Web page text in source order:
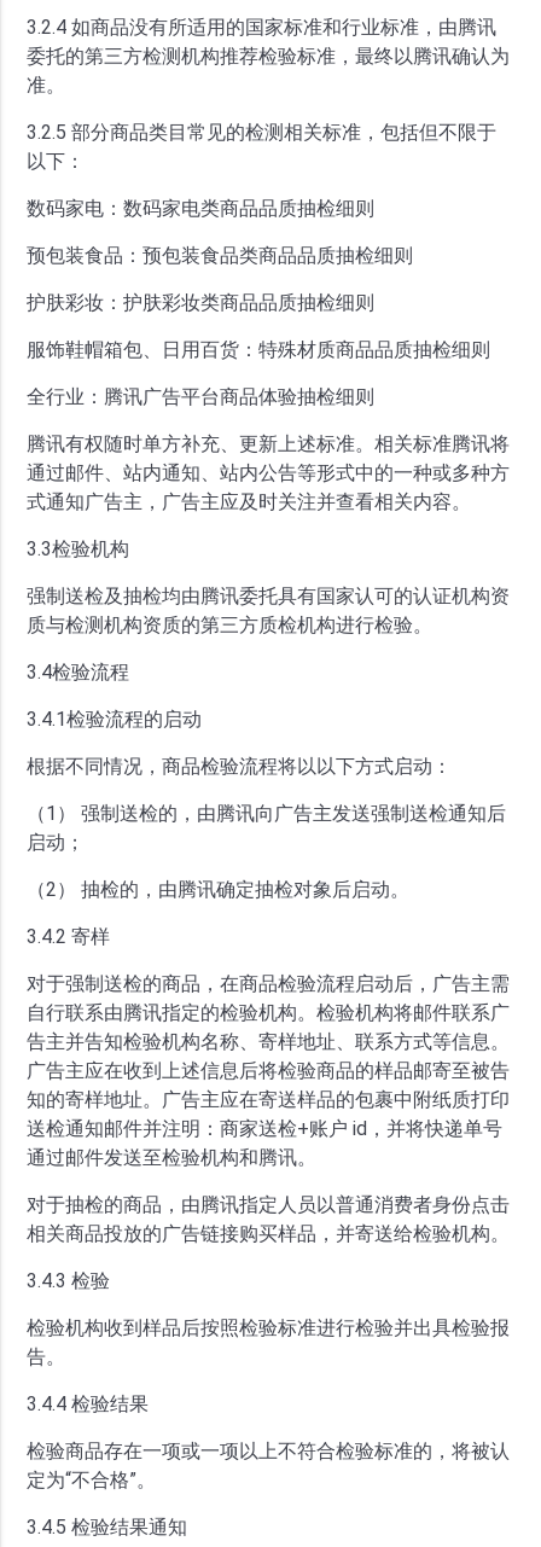
3.2.4 如商品没有所适用的国家标准和行业标准，由腾讯
委托的第三方检测机构推荐检验标准，最终以腾讯确认为
准。
3.2.5 部分商品类目常见的检测相关标准，包括但不限于
以下：
数码家电：数码家电类商品品质抽检细则
预包装食品：预包装食品类商品品质抽检细则
护肤彩妆：护肤彩妆类商品品质抽检细则
服饰鞋帽箱包、日用百货：特殊材质商品品质抽检细则
全行业：腾讯广告平台商品体验抽检细则
腾讯有权随时单方补充、更新上述标准。相关标准腾讯将
通过邮件、站内通知、站内公告等形式中的一种或多种方
式通知广告主，广告主应及时关注并查看相关内容。
3.3检验机构
强制送检及抽检均由腾讯委托具有国家认可的认证机构资
质与检测机构资质的第三方质检机构进行检验。
3.4检验流程
3.4.1检验流程的启动
根据不同情况，商品检验流程将以以下方式启动：
（1） 强制送检的，由腾讯向广告主发送强制送检通知后
启动；
（2） 抽检的，由腾讯确定抽检对象后启动。
3.4.2 寄样
对于强制送检的商品，在商品检验流程启动后，广告主需
自行联系由腾讯指定的检验机构。检验机构将邮件联系广
告主并告知检验机构名称、寄样地址、联系方式等信息。
广告主应在收到上述信息后将检验商品的样品邮寄至被告
知的寄样地址。广告主应在寄送样品的包裹中附纸质打印
送检通知邮件并注明：商家送检+账户 id，并将快递单号
通过邮件发送至检验机构和腾讯。
对于抽检的商品，由腾讯指定人员以普通消费者身份点击
相关商品投放的广告链接购买样品，并寄送给检验机构。
3.4.3 检验
检验机构收到样品后按照检验标准进行检验并出具检验报
告。
3.4.4 检验结果
检验商品存在一项或一项以上不符合检验标准的，将被认
定为“不合格”。
3.4.5 检验结果通知